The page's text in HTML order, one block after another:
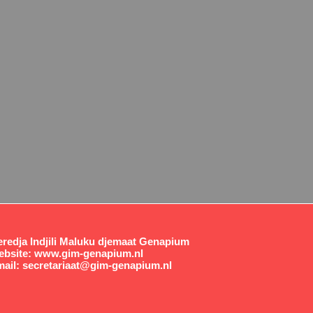
Indjili Maluku djemaat Genapium
www.gim-genapium.nl
secretariaat@gim-genapium.nl